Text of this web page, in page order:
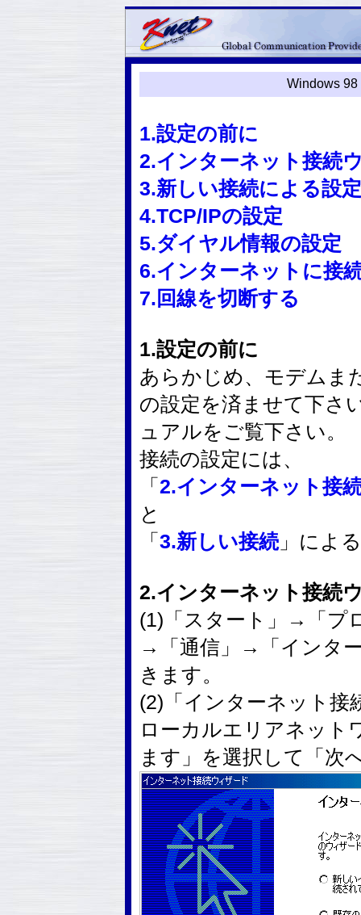
Windows 98
1.設定の前に
2.インターネット接続
3.新しい接続による設定
4.TCP/IPの設定
5.ダイヤル情報の設定
6.インターネットに接
7.回線を切断する
1.設定の前に
あらかじめ、モデムま
の設定を済ませて下さ
ュアルをご覧下さい。
接続の設定には、
「 2.インターネット接
と
「 3.新しい接続」によ
2.インターネット接続
(1)「スタート」→「プ
→「通信」→「インタ
きます。
(2)「インターネット接
ローカルエリアネット
ます」を選択して「次